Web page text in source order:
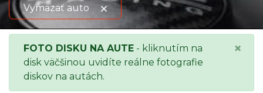
Vymazať auto
ALFA ROMEO 156, 156 1.6
16V/110HP T.S. Sportwagon, 2003
údaje o
vozidle
FOTO DISKU NA AUTE - kliknutím na
disk väčšinou uvidíte reálne fotografie
diskov na autách.
×